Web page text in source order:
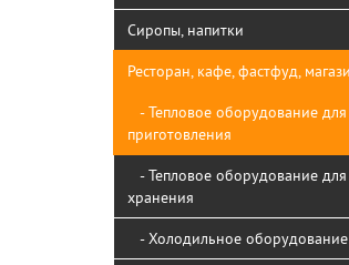
Сиропы, напитки
Ресторан, кафе, фастфуд,
- Тепловое оборудование для
приготовления
- Тепловое оборудование для
хранения
- Холодильное оборудование